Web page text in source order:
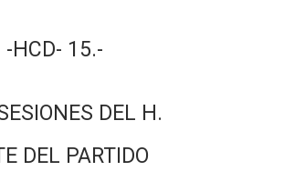
-HCD- 15.-
DEL H.
DEL PARTIDO